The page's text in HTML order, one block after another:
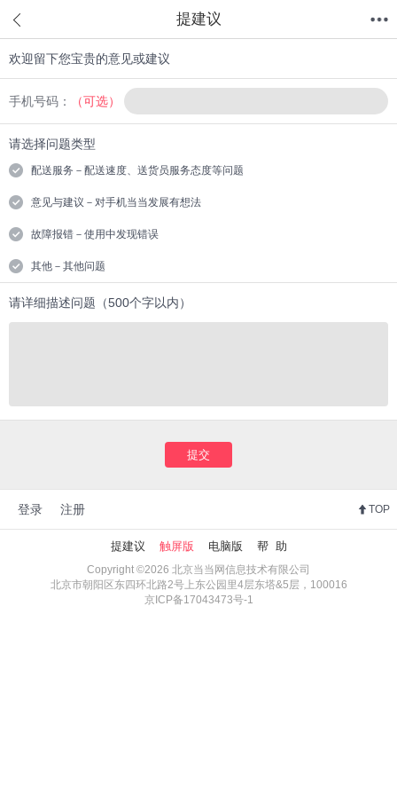
提建议
欢迎留下您宝贵的意见或建议
手机号码： （可选）
请选择问题类型
配送服务－配送速度、送货员服务态度等问题
意见与建议－对手机当当发展有想法
故障报错－使用中发现错误
其他－其他问题
请详细描述问题（500个字以内）
提交
登录 注册 TOP
提建议 触屏版 电脑版 帮 助
Copyright ©2026 北京当当网信息技术有限公司
北京市朝阳区东四环北路2号上东公园里4层东塔&5层，100016
京ICP备17043473号-1